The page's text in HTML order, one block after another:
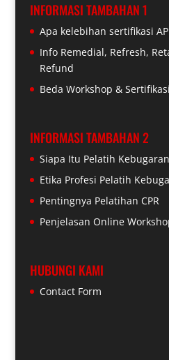
INFORMASI TAMBAHAN 1
Apa kelebihan sertifikasi
Info Remedial, Refresh,
Refund
Beda Workshop & Sertifikasi
INFORMASI TAMBAHAN 2
Siapa Itu Pelatih
Etika Profesi Pelatih
Pentingnya Pelatihan CPR
Penjelasan Online
HUBUNGI KAMI
Contact Form